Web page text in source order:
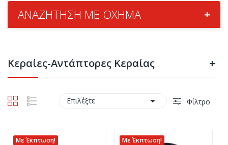
ΑΝΑΖΉΤΗΣΗ ΜΕ ΌΧΗΜΑ +
Κεραίες-Αντάπτορες Κεραίας +
Επιλέξτε  Φίλτρο
Με Έκπτωση! Με Έκπτωση!